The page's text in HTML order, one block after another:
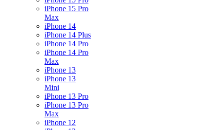
iPhone 15 Pro
Max
iPhone 14
iPhone 14 Plus
iPhone 14 Pro
iPhone 14 Pro
Max
iPhone 13
iPhone 13
Mini
iPhone 13 Pro
iPhone 13 Pro
Max
iPhone 12